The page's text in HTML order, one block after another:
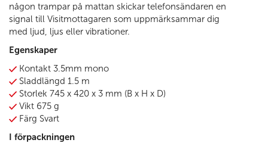
någon trampar på mattan skickar telefonsändaren en
signal till Visitmottagaren som uppmärksammar dig
med ljud, ljus eller vibrationer.
Egenskaper
Kontakt 3.5mm mono
Sladdlängd 1.5 m
Storlek 745 x 420 x 3 mm (B x H x D)
Vikt 675 g
Färg Svart
I förpackningen